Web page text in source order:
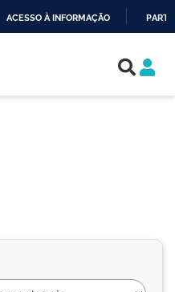
ACESSO À INFORMAÇÃO